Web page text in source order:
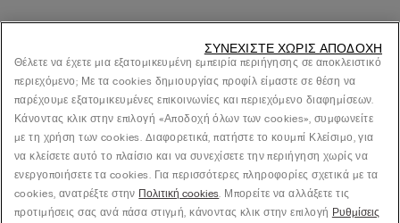
Θέλετε να έχετε μια εξατομικευμένη εμπειρία περιήγησης σε αποκλειστικό
περιεχόμενο; Με τα cookies δημιουργίας προφίλ είμαστε σε θέση να
παρέχουμε εξατομικευμένες επικοινωνίες και περιεχόμενο διαφημίσεων.
Κάνοντας κλικ στην επιλογή «Αποδοχή όλων των cookies», συμφωνείτε
με τη χρήση των cookies. Διαφορετικά, πατήστε το κουμπί Κλείσιμο, για
να κλείσετε αυτό το πλαίσιο και να συνεχίσετε την περιήγηση χωρίς να
ενεργοποιήσετε τα cookies. Για περισσότερες πληροφορίες σχετικά με τα
cookies, ανατρέξτε στην Πολιτική cookies. Μπορείτε να αλλάξετε τις
προτιμήσεις σας ανά πάσα στιγμή, κάνοντας κλικ στην επιλογή Ρυθμίσεις
ΣΥΝΕΧΊΣΤΕ ΧΩΡΊΣ ΑΠΟΔΟΧΉ